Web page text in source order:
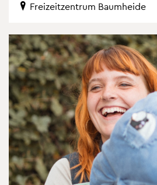
Frei­zeit­zen­trum Baum­hei­de